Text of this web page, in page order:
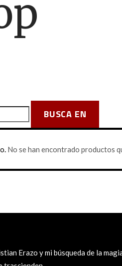
No se han encontrado productos
Erazo y mi búsqueda de la